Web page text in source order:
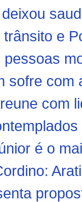
e
sofre com
com
é o